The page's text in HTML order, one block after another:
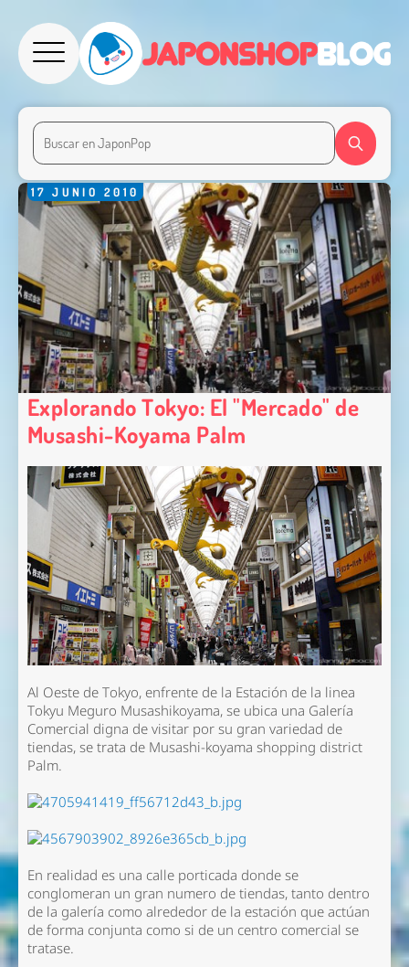
17 JUNIO 2010
Explorando Tokyo: El "Mercado" de
Musashi-Koyama Palm
Al Oeste de Tokyo, enfrente de la Estación de la linea
Tokyu Meguro Musashikoyama, se ubica una Galería
Comercial digna de visitar por su gran variedad de
tiendas, se trata de Musashi-koyama shopping district
Palm.
En realidad es una calle porticada donde se
conglomeran un gran numero de tiendas, tanto dentro
de la galería como alrededor de la estación que actúan
de forma conjunta como si de un centro comercial se
tratase.